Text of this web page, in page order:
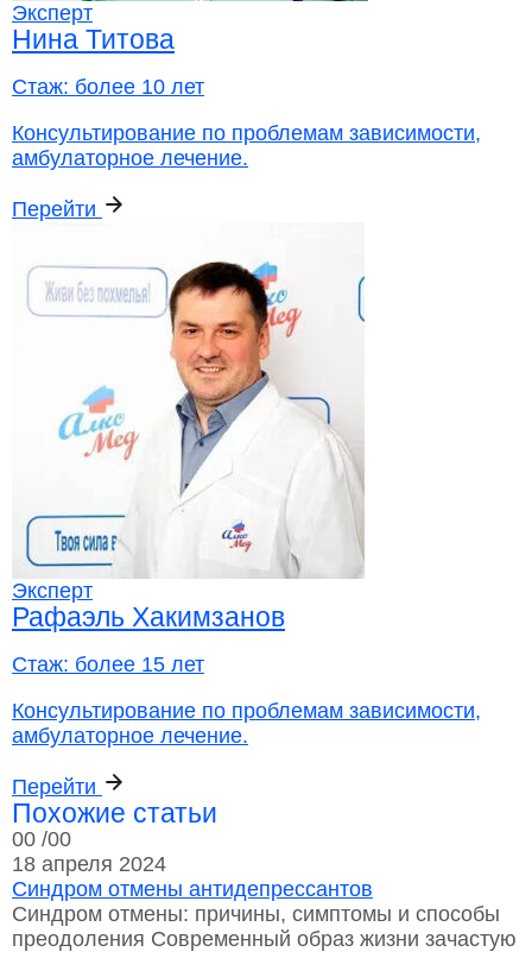
Эксперт
Нина Титова
Стаж: более 10 лет
Консультирование по проблемам зависимости,
амбулаторное лечение.
Перейти
Эксперт
Рафаэль Хакимзанов
Стаж: более 15 лет
Консультирование по проблемам зависимости,
амбулаторное лечение.
Перейти
Похожие статьи
00 /00
18 апреля 2024
Синдром отмены антидепрессантов
Синдром отмены: причины, симптомы и способы
преодоления Современный образ жизни зачастую